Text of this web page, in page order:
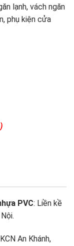
lạnh, vách ngăn
phụ kiện cửa
PVC: Liền kề
An Khánh,